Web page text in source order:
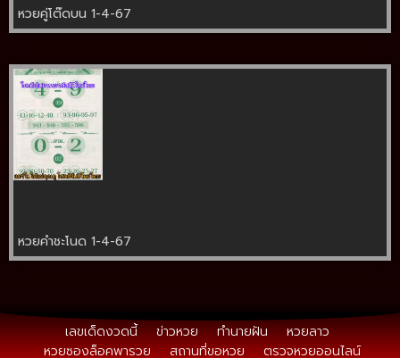
หวยคู่โต๊ดบน 1-4-67
หวยคำชะโนด 1-4-67
เลขเด็ดงวดนี้ ข่าวหวย ทำนายฝัน
หวยลาว
หวยซองล็อคพารวย
สถานที่ขอหวย ตรวจหวยออนไลน์